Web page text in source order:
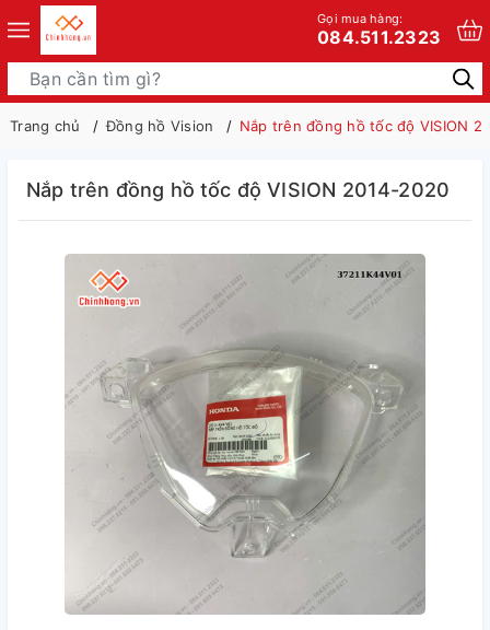
Gọi mua hàng:
084.511.2323
Trang chủ Đồng hồ Vision Nắp trên đồng hồ tốc độ VISION
Nắp trên đồng hồ tốc độ VISION 2014-2020